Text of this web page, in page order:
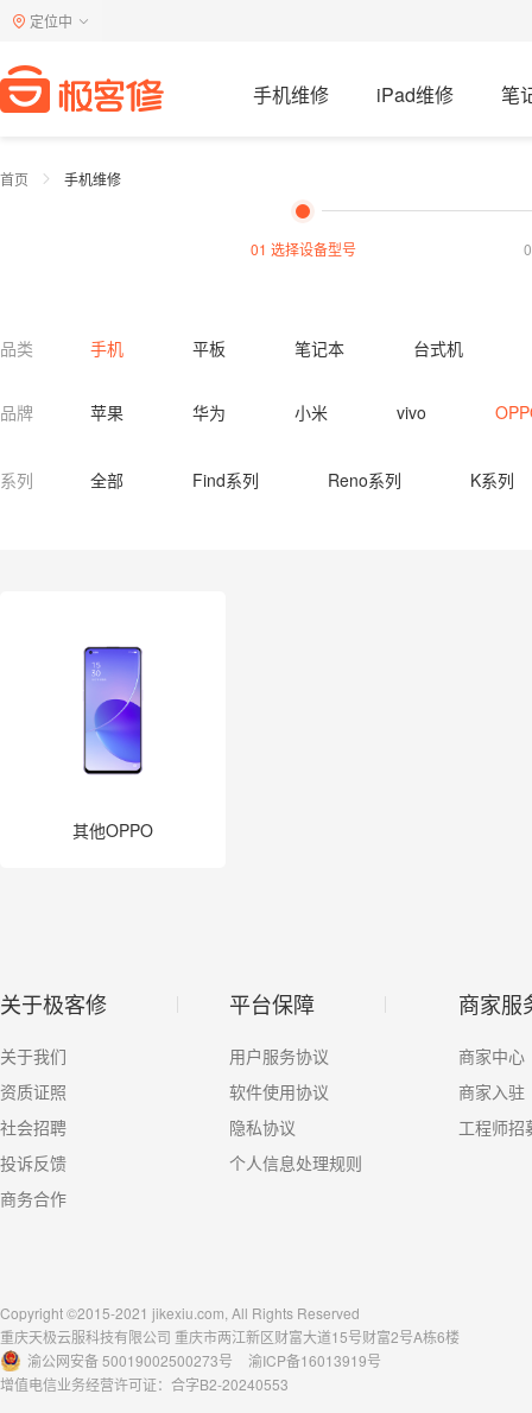
定位中
手机维修 iPad维修 笔
首页 手机维修
01 选择设备型号
品类 手机 平板 笔记本
台式机
马桶疏通
蹲便疏通 下水道疏通
品牌 苹果 华为 小米 vivo
系列 全部 Find系列 Reno系列 K系列
其他OPPO
关于极客修
关于我们
资质证照
社会招聘
投诉反馈
商务合作
平台保障
用户服务协议
软件使用协议
隐私协议
个人信息处理规则
商家服
商家中心
商家入驻
工程师招
Copyright ©2015-2021 jikexiu.com, All Rights Reserved
重庆天极云服科技有限公司 重庆市两江新区财富大道15号财富2号A栋6楼
渝公网安备 50019002500273号
渝ICP备16013919号
增值电信业务经营许可证：合字B2-20240553